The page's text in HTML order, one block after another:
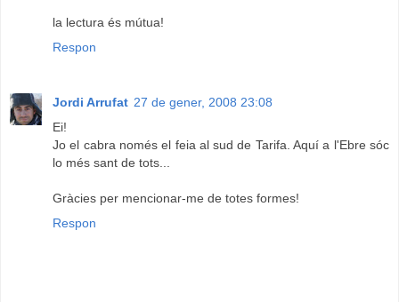
la lectura és mútua!
Respon
Jordi Arrufat 27 de gener, 2008 23:08
Ei!
Jo el cabra només el feia al sud de Tarifa. Aquí a l'Ebre sóc
lo més sant de tots...
Gràcies per mencionar-me de totes formes!
Respon